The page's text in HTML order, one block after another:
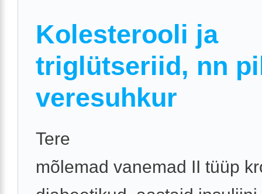
Kolesterooli ja
triglütseriid, nn
veresuhkur
Tere
mõlemad vanemad II tüüp